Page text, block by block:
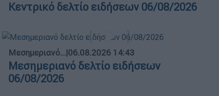
Κεντρικό δελτίο ειδήσεων 06/08/2026
Μεσημεριανό...|06.08.2026 14:43
Μεσημεριανό δελτίο ειδήσεων
06/08/2026